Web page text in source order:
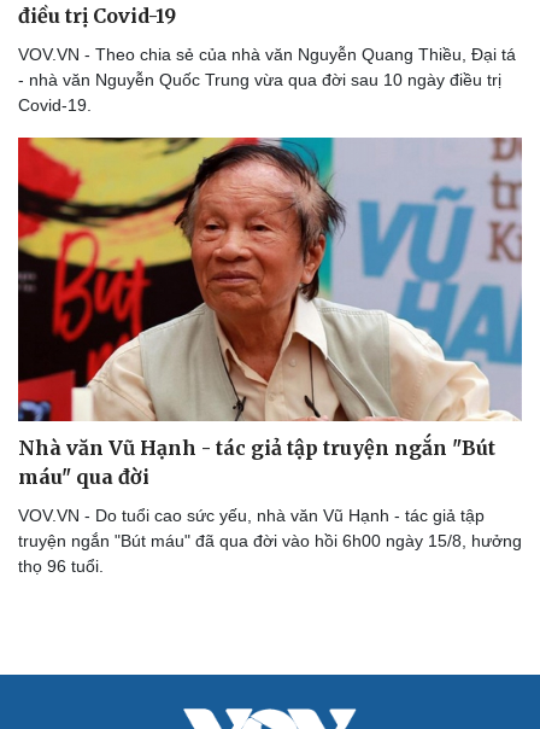
điều trị Covid-19
VOV.VN - Theo chia sẻ của nhà văn Nguyễn Quang Thiều, Đại tá
- nhà văn Nguyễn Quốc Trung vừa qua đời sau 10 ngày điều trị
Covid-19.
Nhà văn Vũ Hạnh - tác giả tập truyện ngắn "Bút
máu" qua đời
VOV.VN - Do tuổi cao sức yếu, nhà văn Vũ Hạnh - tác giả tập
truyện ngắn "Bút máu" đã qua đời vào hồi 6h00 ngày 15/8, hưởng
thọ 96 tuổi.